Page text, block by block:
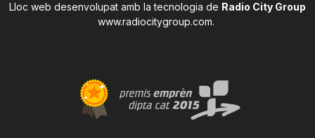
Lloc web desenvolupat amb la tecnologia de Radio City Group
www.radiocitygroup.com.